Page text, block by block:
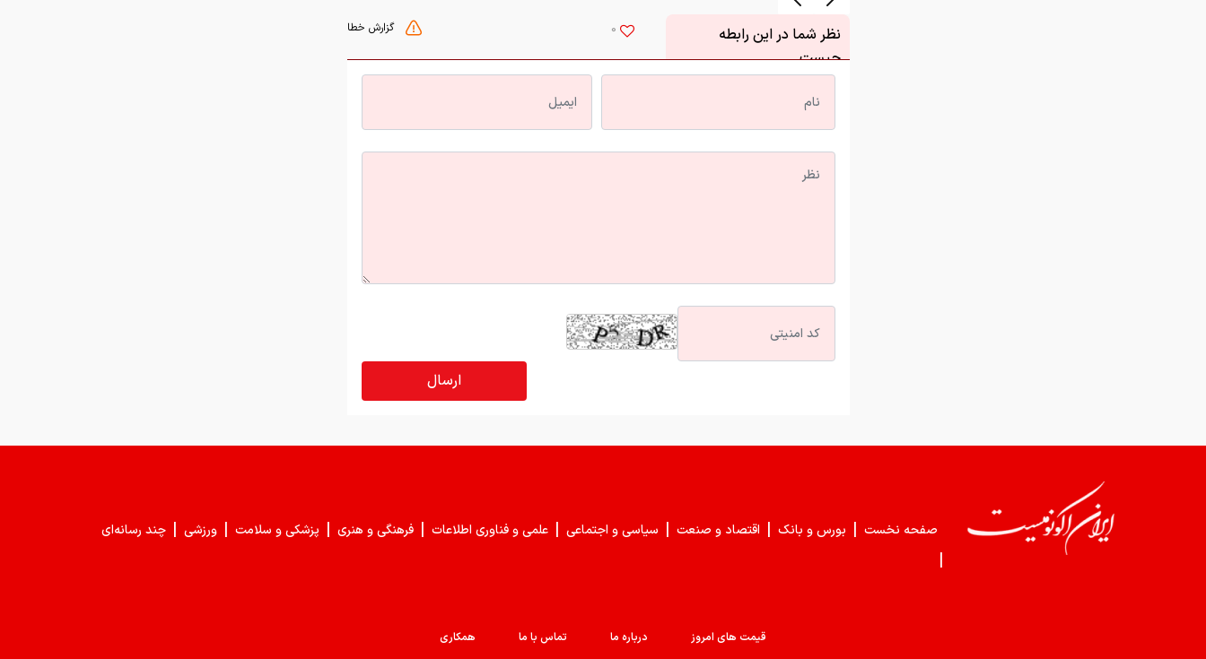
گزارش خطا 0
نظر شما در این رابطه
چیست
و سرعت تولید صنایع فلزی
رمضان/ قیمت بلیت تهران - دبی چقدر
شد؟
صفحه نخست | بورس و بانک | اقتصاد و صنعت | سیاسی و اجتماعی | علمی و فناوری اطلاعات | فرهنگی و هنری | پزشکی و سلامت | ورزشی | چند رسانه‌ای
|
قیمت های امروز درباره ما تماس با ما همکاری